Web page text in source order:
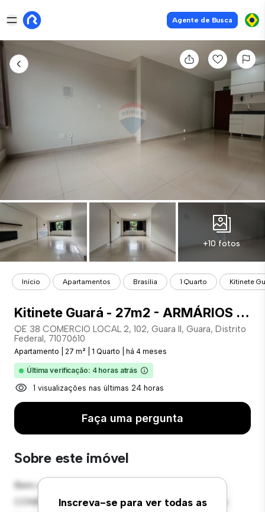
Agente de Busca
+10 fotos
Início Apartamentos Brasília 1 Quarto Kitinete
Kitinete Guará - 27m2 - ARMÁRIOS NA COZINHA
QE 38 COMERCIO LOCAL 2, 102, Guara II, Guara, Distrito
Federal, 71070610
Apartamento 27 m² 1 Quarto há 4 meses
Última verificação: 4 horas atrás
1 visualizações nas últimas 24 horas
Faça uma pergunta
Sobre este imóvel
Inscreva-se para ver todas as
Bem-vindo ao seu novo refúgio urbano em QE 38
COMERCIO LOCAL 2, 102, Guara II, Guara, Distrito